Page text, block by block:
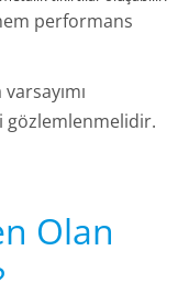
performans
gözlemlenmelidir.
Olan